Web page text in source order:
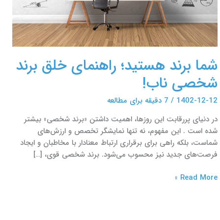
شما برند هستید؛ راهنمای خلق برند
شخصی ناب!
1402-12-12
/ 7 دقیقه برای مطالعه
در دنیای پررقابت این روزها، اهمیت داشتن «برند شخصی» بیشتر
شده‌ است . این مفهوم، نه تنها نمایشگر تخصص و ارزش‌های
شماست، بلکه راهی برای برقراری ارتباط معنادار با مخاطبان و ایجاد
فرصت‌های جدید نیز محسوب می‌شود. برند شخصی قوی، […]
Read More »